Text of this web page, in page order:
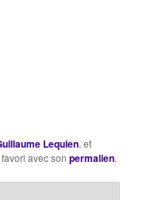
Lequien, et
favori avec sonpermalien.